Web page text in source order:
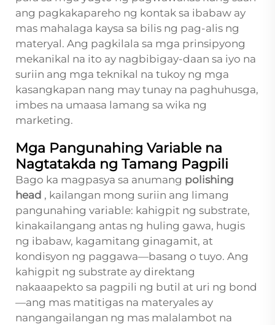
ang pagkakapareho ng kontak sa ibabaw ay
mas mahalaga kaysa sa bilis ng pag-alis ng
materyal. Ang pagkilala sa mga prinsipyong
mekanikal na ito ay nagbibigay-daan sa iyo na
suriin ang mga teknikal na tukoy ng mga
kasangkapan nang may tunay na paghuhusga,
imbes na umaasa lamang sa wika ng
marketing.
Mga Pangunahing Variable na
Nagtatakda ng Tamang Pagpili
Bago ka magpasya sa anumang polishing
head , kailangan mong suriin ang limang
pangunahing variable: kahigpit ng substrate,
kinakailangang antas ng huling gawa, hugis
ng ibabaw, kagamitang ginagamit, at
kondisyon ng paggawa—basang o tuyo. Ang
kahigpit ng substrate ay direktang
nakaaapekto sa pagpili ng butil at uri ng bond
—ang mas matitigas na materyales ay
nangangailangan ng mas malalambot na